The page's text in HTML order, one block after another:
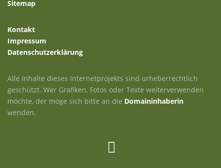
Sitemap
Kontakt
Impressum
Datenschutzerklärung
Alle Inhalte dieses Internetprojekts sind urheberrechtlich
geschützt. Wer Grafiken, Fotos oder Texte weiterverwenden
möchte, der möge sich bitte an die Domaininhaberin
wenden.